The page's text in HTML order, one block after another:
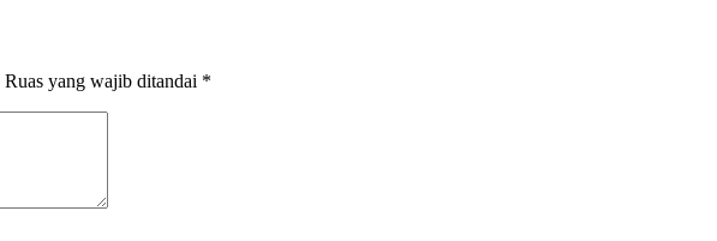
Ruas yang wajib ditandai *